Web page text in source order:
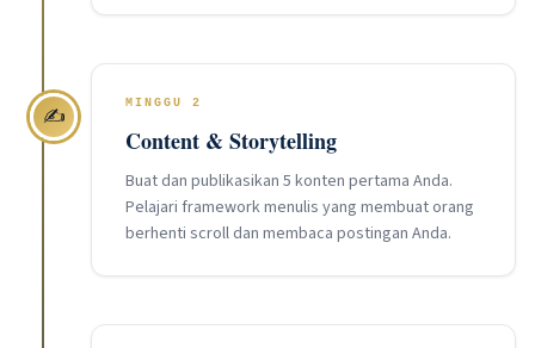
✍️ MINGGU 2
Content & Storytelling
Buat dan publikasikan 5 konten pertama Anda.
Pelajari framework menulis yang membuat orang
berhenti scroll dan membaca postingan Anda.